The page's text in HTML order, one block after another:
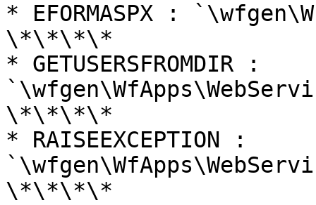
* EFORMASPX :
\*\*\*\*
* GETUSERSFROMDIR :
\*\*\*\*
* RAISEEXCEPTION :
\*\*\*\*